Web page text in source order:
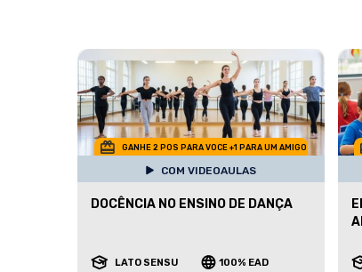
GANHE 2 POS PARA VOCE +1 PARA UM AMIGO
COM VIDEOAULAS
DOCÊNCIA NO ENSINO DE DANÇA
LATO SENSU 100% EAD